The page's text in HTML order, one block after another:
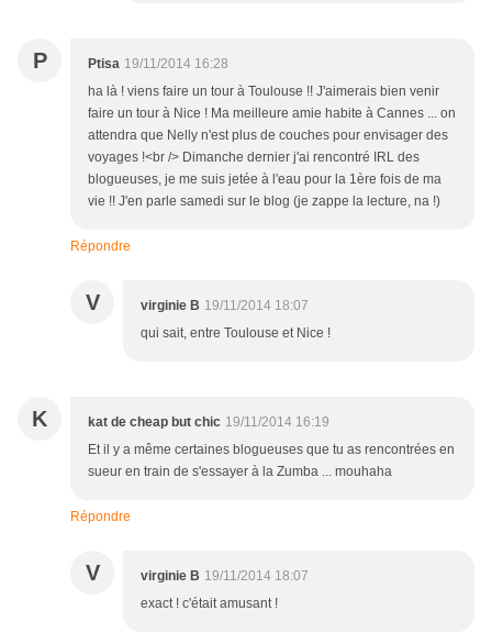
P Ptisa 19/11/2014 16:28
ha là ! viens faire un tour à Toulouse !! J'aimerais bien venir
faire un tour à Nice ! Ma meilleure amie habite à Cannes ... on
attendra que Nelly n'est plus de couches pour envisager des
voyages !<br /> Dimanche dernier j'ai rencontré IRL des
blogueuses, je me suis jetée à l'eau pour la 1ère fois de ma
vie !! J'en parle samedi sur le blog (je zappe la lecture, na !)
Répondre
V virginie B 19/11/2014 18:07
qui sait, entre Toulouse et Nice !
K kat de cheap but chic 19/11/2014 16:19
Et il y a même certaines blogueuses que tu as rencontrées en
sueur en train de s'essayer à la Zumba ... mouhaha
Répondre
V virginie B 19/11/2014 18:07
exact ! c'était amusant !